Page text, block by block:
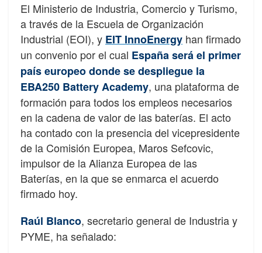
El Ministerio de Industria, Comercio y Turismo,
a través de la Escuela de Organización
Industrial (EOI), y EIT InnoEnergy han firmado
un convenio por el cual España será el primer
país europeo donde se despliegue la
EBA250 Battery Academy, una plataforma de
formación para todos los empleos necesarios
en la cadena de valor de las baterías. El acto
ha contado con la presencia del vicepresidente
de la Comisión Europea, Maros Sefcovic,
impulsor de la Alianza Europea de las
Baterías, en la que se enmarca el acuerdo
firmado hoy.
Raúl Blanco, secretario general de Industria y
PYME, ha señalado: